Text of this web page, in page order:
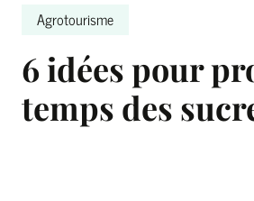
Agrotourisme
6 idées pour
temps des